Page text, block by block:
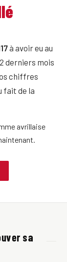
à avoir eu au
derniers mois
chiffres
fait de la
avrillaise
sa